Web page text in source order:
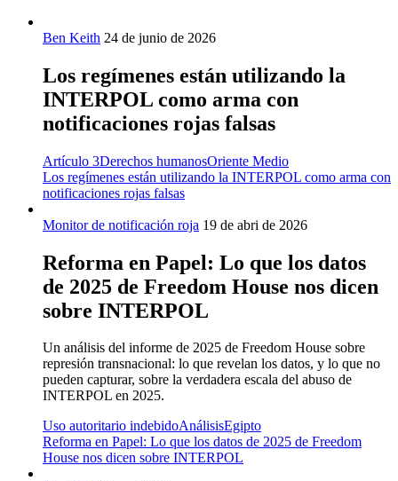
Ben Keith 24 de junio de 2026
Los regímenes están utilizando la
INTERPOL como arma con
notificaciones rojas falsas
Artículo 3Derechos humanosOriente Medio
Los regímenes están utilizando la INTERPOL como arma con
notificaciones rojas falsas
Monitor de notificación roja 19 de abri de 2026
Reforma en Papel: Lo que los datos
de 2025 de Freedom House nos dicen
sobre INTERPOL
Un análisis del informe de 2025 de Freedom House sobre
represión transnacional: lo que revelan los datos, y lo que no
pueden capturar, sobre la verdadera escala del abuso de
INTERPOL en 2025.
Uso autoritario indebidoAnálisisEgipto
Reforma en Papel: Lo que los datos de 2025 de Freedom
House nos dicen sobre INTERPOL